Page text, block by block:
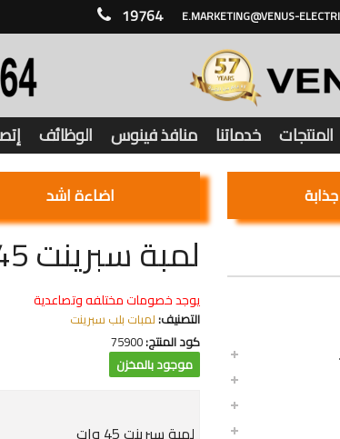
19764 E.MARKETING@VENUS-
المنتجات خدماتنا منافذ فينوس الوظائف
اضاءة اشد
لمبة سبرينت 45 وات أبيض
يوجد خصومات مختلفه وتصاعدية
التصنيف:لمبات بلب سبرينت
كود المنتج:75900
موجود بالمخزن
لمبة سيرينت 45 وات